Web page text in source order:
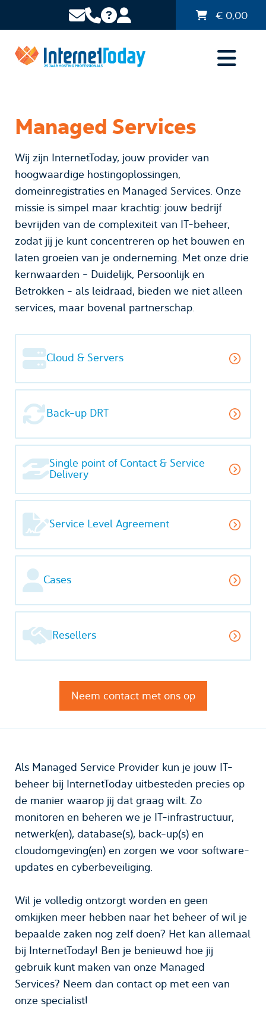
€ 0,00
Managed Services
Wij zijn InternetToday, jouw provider van
hoogwaardige hostingoplossingen,
domeinregistraties en Managed Services. Onze
missie is simpel maar krachtig: jouw bedrijf
bevrijden van de complexiteit van IT-beheer,
zodat jij je kunt concentreren op het bouwen en
laten groeien van je onderneming. Met onze drie
kernwaarden - Duidelijk, Persoonlijk en
Betrokken - als leidraad, bieden we niet alleen
services, maar bovenal partnerschap.
Cloud & Servers
Back-up DRT
Single point of Contact & Service
Delivery
Service Level Agreement
Cases
Resellers
Neem contact met ons op
Als Managed Service Provider kun je jouw IT-
beheer bij InternetToday uitbesteden precies op
de manier waarop jij dat graag wilt. Zo
monitoren en beheren we je IT-infrastructuur,
netwerk(en), database(s), back-up(s) en
cloudomgeving(en) en zorgen we voor software-
updates en cyberbeveiliging.
Wil je volledig ontzorgt worden en geen
omkijken meer hebben naar het beheer of wil je
bepaalde zaken nog zelf doen? Het kan allemaal
bij InternetToday! Ben je benieuwd hoe jij
gebruik kunt maken van onze Managed
Services? Neem dan contact op met een van
onze specialist!